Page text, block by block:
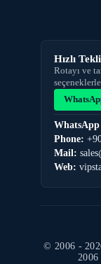
Hızlı
Rotayı ve
Phone:
Mail:
Web:
© 2006 -
2006